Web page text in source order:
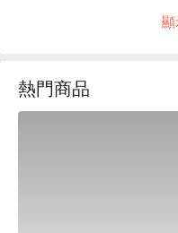
顧客對於Dalitar Massage
無論是短暫休息或長時間
用 FunNow 預訂立即享優
熱門商品